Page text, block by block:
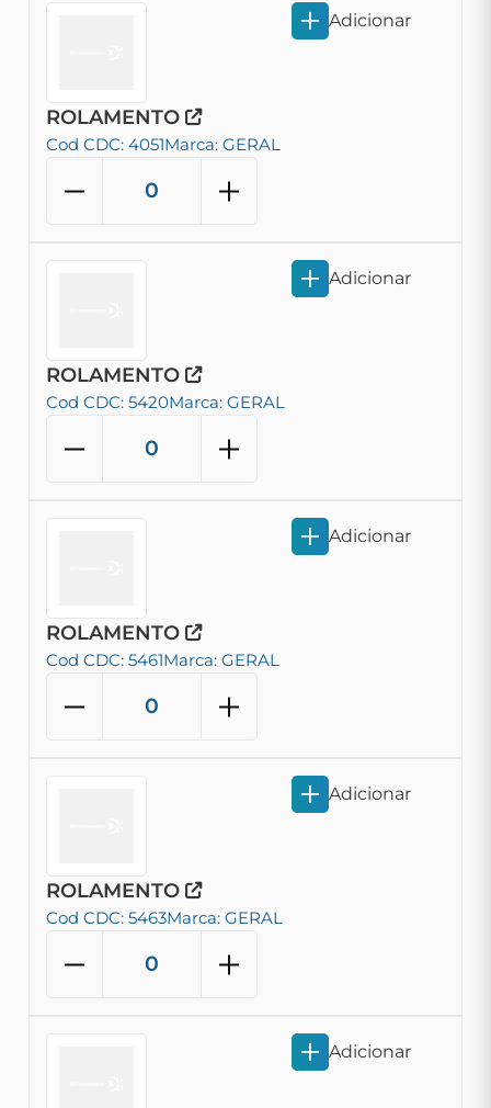
ROLAMENTO
Cod CDC: 4051Marca: GERAL
Adicionar
ROLAMENTO
Cod CDC: 5420Marca: GERAL
Adicionar
ROLAMENTO
Cod CDC: 5461Marca: GERAL
Adicionar
ROLAMENTO
Cod CDC: 5463Marca: GERAL
Adicionar
Adicionar